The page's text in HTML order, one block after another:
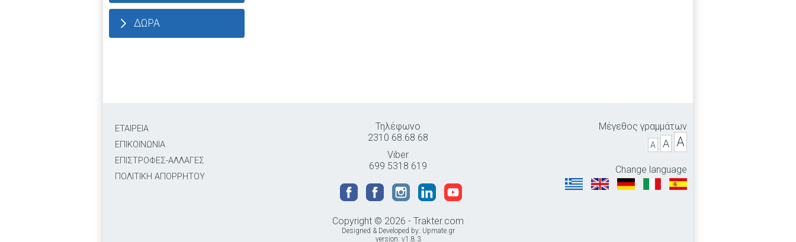
ΔΩΡΑ
ΕΤΑΙΡΕΙΑ
ΕΠΙΚΟΙΝΩΝΙΑ
ΕΠΙΣΤΡΟΦΕΣ-ΑΛΛΑΓΕΣ
ΠΟΛΙΤΙΚΗ ΑΠΟΡΡΗΤΟΥ
Τηλέφωνο
2310 68.68.68
Viber
699 5318 619
Copyright © 2026 - Trakter.com
Designed & Developed by: Upmate.gr
version: v1.8.3
Μέγεθος γραμμάτων
A A A
Change language